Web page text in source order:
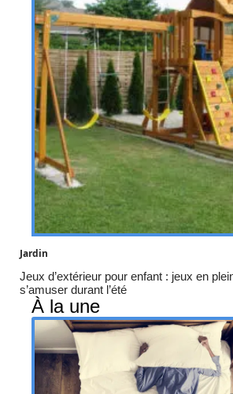
Jardin
Jeux d’extérieur pour enfant : jeux en
s’amuser durant l’été
À la une